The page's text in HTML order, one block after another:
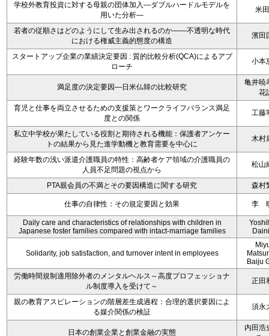
学校外教育投資に対する母親の団体加入―ダブルハードルモデルを
用いた分析―
米
若者の従順さはどのようにして生み出されるのか――不透明な時代
における権威主義的態度の構造
濱田
スタートアップ企業の業績決定要因 : 質的比較分析(QCA)によるアプ
ローチ
小本
満足度の決定要因―日米仏韓の比較研究
亀井暁
花
育児と仕事を両立させるための支援策とワークライフバランス満足
度との関係
工藤
私立中学校が果たしている役割と期待される機能：保護者アンケー
トの結果から見た進学動機と教育需要を中心に
木村
経験年数の浅い派遣介護職員の特性：高齢者ケア領域の介護職員の
人員不足問題の視点から
松山
PTA親会員の不満とその要因構造に関する研究 森村
仕事の自律性：その規定要因と効果 李
Daily care and characteristics of relationships with children in
Japanese foster families compared with intact-marriage families
Solidarity, job satisfaction, and turnover intent in employees
Baiju
労働時間規制適用除外者のメンタルヘルス～高度プロフェッショナ
ル制度導入を受けて～
正田
親の教育アスピレーションの階層差生成過程：合理的選択要因によ
る媒介関係の検証
須永
日本の創業企業と創業金融の実態
内田浩